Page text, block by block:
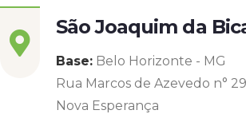
São Joaquim da
Base: Belo Horizonte - MG
Rua Marcos de Azevedo n°
Nova Esperança